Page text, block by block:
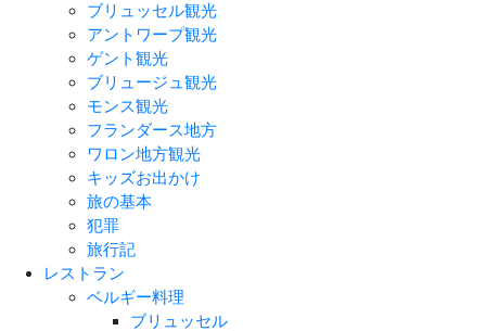
ブリュッセル観光
アントワープ観光
ゲント観光
ブリュージュ観光
モンス観光
フランダース地方
ワロン地方観光
キッズお出かけ
旅の基本
犯罪
旅行記
レストラン
ベルギー料理
ブリュッセル